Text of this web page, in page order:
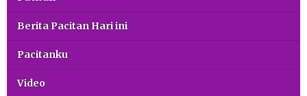
Berita Pacitan Hari ini
Pacitanku
Video